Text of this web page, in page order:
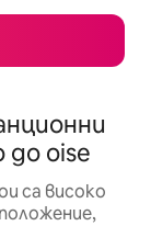
oise
са високо